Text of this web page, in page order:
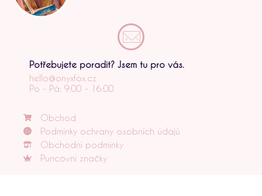
Potřebujete poradit? Jsem tu pro vás.
hello@onyxfox.cz
Po - Pá: 9:00 - 16:00
Obchod
Podmínky ochrany osobních údajů
Obchodní podmínky
Puncovní značky